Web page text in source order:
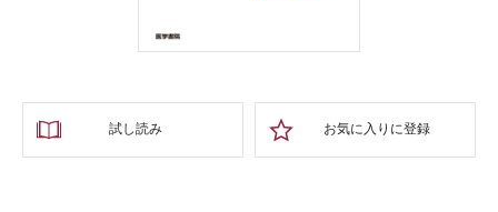
試し読み お気に入りに登録